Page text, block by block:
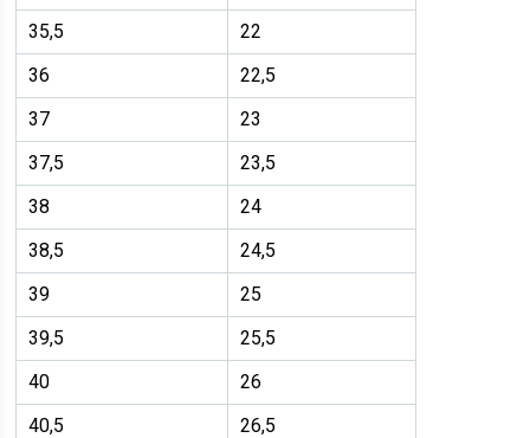
35,5
22
36
22,5
37
23
37,5
23,5
38
24
38,5
24,5
39
25
39,5
25,5
40
26
40,5
26,5